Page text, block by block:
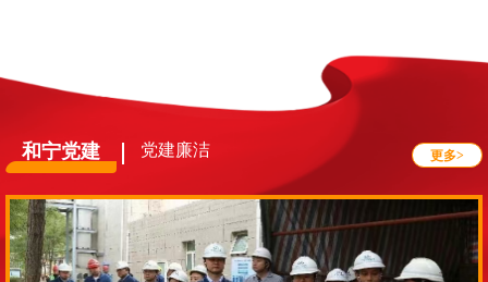
和宁党建 党建廉洁 更多>